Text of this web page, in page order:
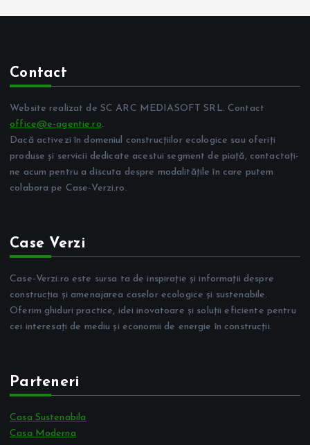
Contact
Website realizat de SC ARC MEDIASOFT SRL. Contact
office@e-agentie.ro.
Dacă activezi în domeniul construcțiilor ecologice sau oferiți
produse și servicii dedicate acestui segment de piață, contactați-
ne acum pentru a discuta despre modalitățile în care putem
colabora pe Case-Verzi.ro.
Case Verzi
Case-Verzi.ro este sursa ta de inspirație și informații despre
construcția și amenajarea caselor ecologice și sustenabile.
Oferim ghiduri practice, idei inovatoare și soluții eficiente pentru
cei interesați de mediu și economii de energie în construcții.
Parteneri
Casa Sustenabila
Casa Moderna